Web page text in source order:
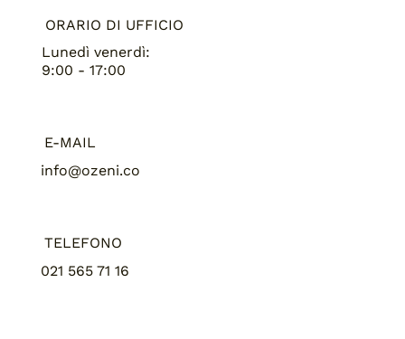
ORARIO DI UFFICIO
Lunedì venerdì:
9:00 - 17:00
E-MAIL
info@ozeni.co
TELEFONO
021 565 71 16